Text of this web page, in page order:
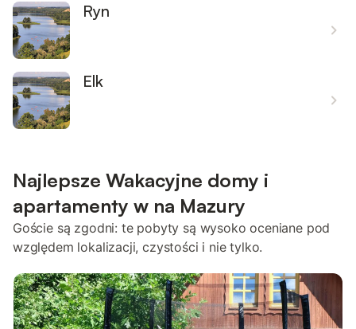
Ryn
Elk
Najlepsze Wakacyjne domy i
apartamenty w na Mazury
Goście są zgodni: te pobyty są wysoko oceniane pod
względem lokalizacji, czystości i nie tylko.